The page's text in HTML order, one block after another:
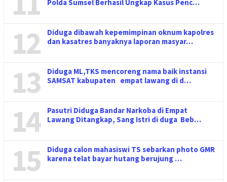
Polda Sumsel Berhasil Ungkap Kasus Penc…
12
Diduga dibawah kepemimpinan oknum kapolres
dan kasatres banyaknya laporan masyar…
13
Diduga ML,TKS mencoreng nama baik instansi
SAMSAT kabupaten empat lawang di d…
14
Pasutri Diduga Bandar Narkoba di Empat
Lawang Ditangkap, Sang Istri di duga Beb…
15
Diduga calon mahasiswi TS sebarkan photo GMR
karena telat bayar hutang berujung …